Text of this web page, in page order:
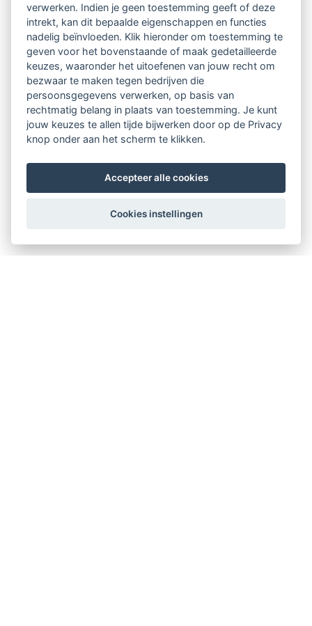
verwerken. Indien je geen toestemming geeft of deze
intrekt, kan dit bepaalde eigenschappen en functies
nadelig beïnvloeden. Klik hieronder om toestemming te
geven voor het bovenstaande of maak gedetailleerde
keuzes, waaronder het uitoefenen van jouw recht om
bezwaar te maken tegen bedrijven die
persoonsgegevens verwerken, op basis van
rechtmatig belang in plaats van toestemming. Je kunt
jouw keuzes te allen tijde bijwerken door op de Privacy
knop onder aan het scherm te klikken.
Accepteer alle cookies
Cookies instellingen